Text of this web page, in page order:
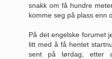
snakk om få hundre
komme seg på plass enn
På det engelske forumet
litt med å få hentet
sent på lørdag, etter